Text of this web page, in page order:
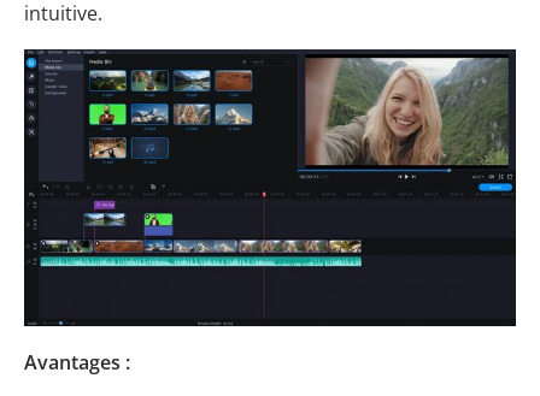
intuitive.
Avantages :